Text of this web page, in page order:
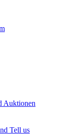
Auktionen
Tell us